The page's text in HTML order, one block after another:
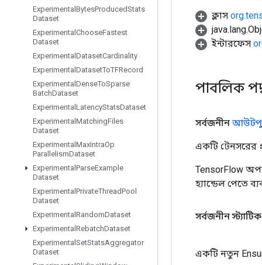
Experimental BytesProducedStats
Dataset
Experimental ChooseFastest
Dataset
Experimental DatasetCardinality
Experimental DatasetToTFRecord
Experimental DenseToSparse
BatchDataset
Experimental LatencyStatsDataset
Experimental MatchingFiles
Dataset
Experimental MaxIntraOp
ParallelismDataset
Experimental ParseExample
Dataset
Experimental PrivateThreadPool
Dataset
Experimental RandomDataset
Experimental RebatchDataset
Experimental SetStatsAggregator
Dataset
ক্লাস
ইন্টারফেস
পাবলিক
সর্বজনীন
একটি টেনসরের
TensorFlow
হ্যান্ডেল পেতে
সর্বজনীন স্ট্যাটিক
একটি নতুন